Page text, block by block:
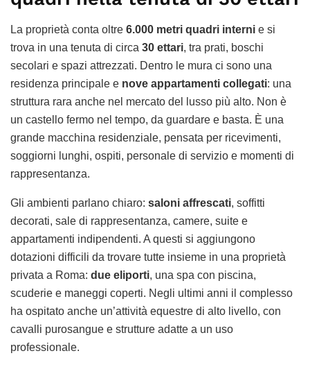
La proprietà conta oltre 6.000 metri quadri interni e si
trova in una tenuta di circa 30 ettari, tra prati, boschi
secolari e spazi attrezzati. Dentro le mura ci sono una
residenza principale e nove appartamenti collegati: una
struttura rara anche nel mercato del lusso più alto. Non è
un castello fermo nel tempo, da guardare e basta. È una
grande macchina residenziale, pensata per ricevimenti,
soggiorni lunghi, ospiti, personale di servizio e momenti di
rappresentanza.
Gli ambienti parlano chiaro: saloni affrescati, soffitti
decorati, sale di rappresentanza, camere, suite e
appartamenti indipendenti. A questi si aggiungono
dotazioni difficili da trovare tutte insieme in una proprietà
privata a Roma: due eliporti, una spa con piscina,
scuderie e maneggi coperti. Negli ultimi anni il complesso
ha ospitato anche un’attività equestre di alto livello, con
cavalli purosangue e strutture adatte a un uso
professionale.